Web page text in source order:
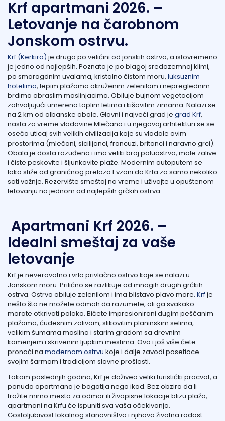
Krf apartmani 2026. –
Letovanje na čarobnom
Jonskom ostrvu.
Krf (Kerkira) je drugo po veličini od jonskih ostrva, a istovremeno
je jedno od najlepših. Poznato je po blagoj sredozemnoj klimi,
po smaragdnim uvalama, kristalno čistom moru, luksuznim
hotelima, lepim plažama okruženim zelenilom i nepreglednim
brdima obraslim maslinjacima. Obiluje bujnom vegetacijom
zahvaljujući umereno toplim letima i kišovitim zimama. Nalazi se
na 2 km od albanske obale. Glavni i najveći grad je grad Krf,
nasta za vreme vladavine Mlečana i u njegovoj arhitekturi se se
oseća uticaj svih velikih civilizacija koje su vladale ovim
prostorima (mlečani, sicilijanci, francuzi, britanci i naravno grci).
Obala je dosta razuđena i ima veliki broj poluostrva, male zalive
i čiste peskovite i šljunkovite plaže. Modernim autoputem se
lako stiže od graničnog prelaza Evzoni do Krfa za samo nekoliko
sati vožnje. Rezervište smeštaj na vreme i uživajte u opuštenom
letovanju na jednom od najlepših grčkih ostrva.
Apartmani Krf 2026. –
Idealni smeštaj za vaše
letovanje
Krf je neverovatno i vrlo privlačno ostrvo koje se nalazi u
Jonskom moru. Prilično se razlikuje od mnogih drugih grčkih
ostrva. Ostrvo obiluje zelenilom i ima blistavo plavo more. Krfje
nešto što ne možete odmah da razumete, ali ga svakako
morate otkrivati polako. Bićete impresionirani dugim peščanim
plažama, čudesnim zalivom, slikovitim planinskim selima,
velikim šumama maslina i starim gradom sa drevnim
kamenjem i skrivenim ljupkim mestima. Ovo i još više ćete
pronaći na modernom ostrvu koje i dalje zavodi posetioce
svojim šarmom i tradicijom slavne prošlosti.
Tokom poslednjih godina, Krf je doživeo veliki turistički procvat, a
ponuda apartmana je bogatija nego ikad. Bez obzira da li
tražite mirno mesto za odmor ili živopisne lokacije blizu plaža,
apartmani na Krfu će ispuniti sva vaša očekivanja.
Gostoljubivost lokalnog stanovništva i njihova životna radost